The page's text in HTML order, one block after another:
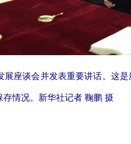
座谈会并发表重要讲话。这是
情况。新华社记者 鞠鹏 摄